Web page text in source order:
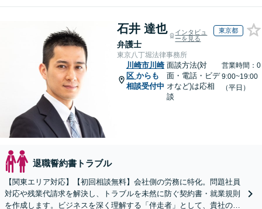
石井 達也
弁護士
インタビュ
ーを見る
東京都
東京八丁堀法律事務所
川崎市川崎
区 からも
相談受付中
面談方法(対
面・電話・ビデ
オなど)は応相
談
営業時間：0
9:00~19:00
（平日）
退職誓約書トラブル
【関東エリア対応】【初回相談無料】会社側の労務に特化。問題社員
対応や残業代請求を解決し、トラブルを未然に防ぐ契約書・就業規則
を作成します。ビジネスを深く理解する「伴走者」として、貴社の利